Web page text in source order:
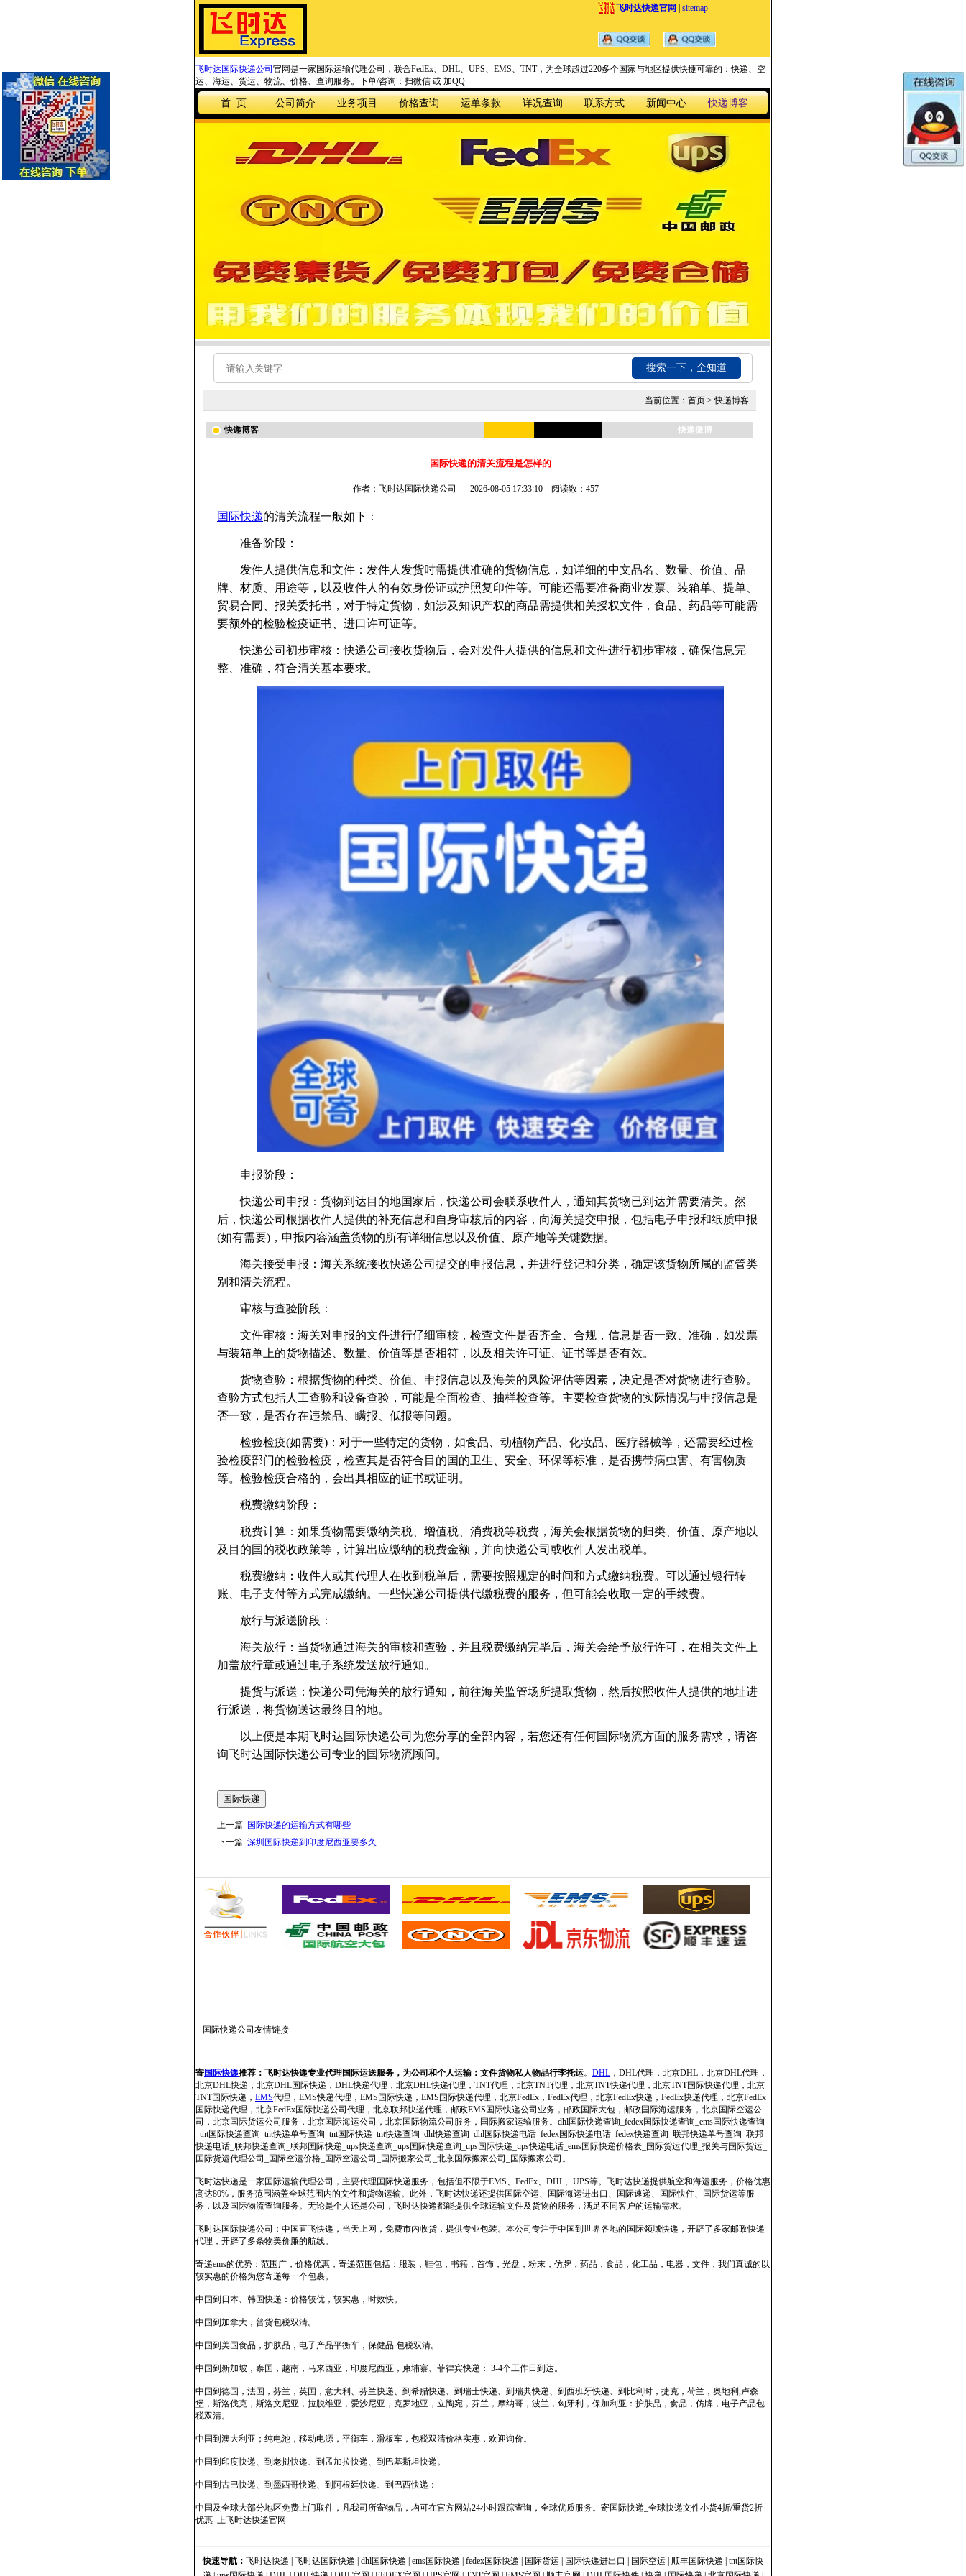
飞时达快递官网 sitemap
飞时达国际快递公司 官网是一家国际运输代理公司，联合FedEx、DHL、UPS、EMS、TNT，为全球超过220多个国家与地区提供快捷可靠的：快递、空
运、海运、货运、物流、价格、查询服务。下单/咨询：扫微信 或 加QQ
首 页 公司简介 业务项目 价格查询 运单条款 详况查询 联系方式 新闻中心 快递博客
搜索一下，全知道
当前位置： 首页 >快递博客
快递博客 快递微博
国际快递的清关流程是怎样的
作者：飞时达国际快递公司 2026-08-05 17:33:10 阅读数：457
国际快递的清关流程一般如下：
准备阶段：
发件人提供信息和文件：发件人发货时需提供准确的货物信息，如详细的中文品名、数量、价值、品
牌、材质、用途等，以及收件人的有效身份证或护照复印件等。可能还需要准备商业发票、装箱单、提单、
贸易合同、报关委托书，对于特定货物，如涉及知识产权的商品需提供相关授权文件，食品、药品等可能需
要额外的检验检疫证书、进口许可证等。
快递公司初步审核：快递公司接收货物后，会对发件人提供的信息和文件进行初步审核，确保信息完
整、准确，符合清关基本要求。
申报阶段：
快递公司申报：货物到达目的地国家后，快递公司会联系收件人，通知其货物已到达并需要清关。然
后，快递公司根据收件人提供的补充信息和自身审核后的内容，向海关提交申报，包括电子申报和纸质申报
(如有需要)，申报内容涵盖货物的所有详细信息以及价值、原产地等关键数据。
海关接受申报：海关系统接收快递公司提交的申报信息，并进行登记和分类，确定该货物所属的监管类
别和清关流程。
审核与查验阶段：
文件审核：海关对申报的文件进行仔细审核，检查文件是否齐全、合规，信息是否一致、准确，如发票
与装箱单上的货物描述、数量、价值等是否相符，以及相关许可证、证书等是否有效。
货物查验：根据货物的种类、价值、申报信息以及海关的风险评估等因素，决定是否对货物进行查验。
查验方式包括人工查验和设备查验，可能是全面检查、抽样检查等。主要检查货物的实际情况与申报信息是
否一致，是否存在违禁品、瞒报、低报等问题。
检验检疫(如需要)：对于一些特定的货物，如食品、动植物产品、化妆品、医疗器械等，还需要经过检
验检疫部门的检验检疫，检查其是否符合目的国的卫生、安全、环保等标准，是否携带病虫害、有害物质
等。检验检疫合格的，会出具相应的证书或证明。
税费缴纳阶段：
税费计算：如果货物需要缴纳关税、增值税、消费税等税费，海关会根据货物的归类、价值、原产地以
及目的国的税收政策等，计算出应缴纳的税费金额，并向快递公司或收件人发出税单。
税费缴纳：收件人或其代理人在收到税单后，需要按照规定的时间和方式缴纳税费。可以通过银行转
账、电子支付等方式完成缴纳。一些快递公司提供代缴税费的服务，但可能会收取一定的手续费。
放行与派送阶段：
海关放行：当货物通过海关的审核和查验，并且税费缴纳完毕后，海关会给予放行许可，在相关文件上
加盖放行章或通过电子系统发送放行通知。
提货与派送：快递公司凭海关的放行通知，前往海关监管场所提取货物，然后按照收件人提供的地址进
行派送，将货物送达最终目的地。
以上便是本期飞时达国际快递公司为您分享的全部内容，若您还有任何国际物流方面的服务需求，请咨
询飞时达国际快递公司专业的国际物流顾问。
国际快递
上一篇 国际快递的运输方式有哪些
下一篇 深圳国际快递到印度尼西亚要多久
国际快递公司 友情链接
寄国际快递推荐： 飞时达快递专业代理国际运送服务，为公司和个人运输：文件货物私人物品行李托运。 DHL ，DHL代理，北京DHL，北京DHL代理，
北京DHL快递，北京DHL国际快递，DHL快递代理，北京DHL快递代理，TNT代理，北京TNT代理，北京TNT快递代理，北京TNT国际快递代理，北京
TNT国际快递， EMS代理，EMS快递代理，EMS国际快递，EMS国际快递代理，北京FedEx，FedEx代理，北京FedEx快递，FedEx快递代理，北京FedEx
国际快递代理，北京FedEx国际快递公司代理，北京联邦快递代理，邮政EMS国际快递公司业务，邮政国际大包，邮政国际海运服务，北京国际空运公
司，北京国际货运公司服务，北京国际海运公司，北京国际物流公司服务，国际搬家运输服务。dhl国际快递查询_fedex国际快递查询_ems国际快递查询
_tnt国际快递查询_tnt快递单号查询_tnt国际快递_tnt快递查询_dhl快递查询_dhl国际快递电话_fedex国际快递电话_fedex快递查询_联邦快递单号查询_联邦
快递电话_联邦快递查询_联邦国际快递_ups快递查询_ups国际快递查询_ups国际快递_ups快递电话_ems国际快递价格表_国际货运代理_报关与国际货运_
国际货运代理公司_国际空运价格_国际空运公司_国际搬家公司_北京国际搬家公司_国际搬家公司。
飞时达快递是一家国际运输代理公司，主要代理国际快递服务，包括但不限于EMS、FedEx、DHL、UPS等。飞时达快递提供航空和海运服务，价格优惠
高达80%，服务范围涵盖全球范围内的文件和货物运输。此外，飞时达快递还提供国际空运、国际海运进出口、国际速递、国际快件、国际货运等服
务，以及国际物流查询服务。无论是个人还是公司，飞时达快递都能提供全球运输文件及货物的服务，满足不同客户的运输需求。
飞时达国际快递公司：中国直飞快递，当天上网，免费市内收货，提供专业包装。本公司专注于中国到世界各地的国际领域快递，开辟了多家邮政快递
代理，开辟了多条物美价廉的航线。
寄递ems的优势：范围广，价格优惠，寄递范围包括：服装，鞋包，书籍，首饰，光盘，粉末，仿牌，药品，食品，化工品，电器，文件，我们真诚的以
较实惠的价格为您寄递每一个包裹。
中国到日本、韩国快递：价格较优，较实惠，时效快。
中国到加拿大，普货包税双清。
中国到美国食品，护肤品，电子产品平衡车，保健品 包税双清。
中国到新加坡，泰国，越南，马来西亚，印度尼西亚，柬埔寨、菲律宾快递： 3-4个工作日到达。
中国到德国，法国，芬兰，英国，意大利、芬兰快递、到希腊快递、到瑞士快递、到瑞典快递、到西班牙快递、到比利时，捷克，荷兰，奥地利,卢森
堡，斯洛伐克，斯洛文尼亚，拉脱维亚，爱沙尼亚，克罗地亚，立陶宛，芬兰，摩纳哥，波兰，匈牙利，保加利亚：护肤品，食品，仿牌，电子产品包
税双清。
中国到澳大利亚；纯电池，移动电源，平衡车，滑板车，包税双清价格实惠，欢迎询价。
中国到印度快递、到老挝快递、到孟加拉快递、到巴基斯坦快递。
中国到古巴快递、到墨西哥快递、到阿根廷快递、到巴西快递：
中国及全球大部分地区免费上门取件，凡我司所寄物品，均可在官方网站24小时跟踪查询，全球优质服务。寄国际快递_全球快递文件小货4折/重货2折
优惠_上飞时达快递官网
快速导航： 飞时达快递 飞时达国际快递 dhl国际快递 ems国际快递 fedex国际快递 国际货运 国际快递进出口 国际空运 顺丰国际快递
tnt国际快